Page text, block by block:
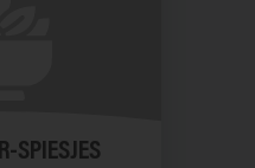
SPIESJES